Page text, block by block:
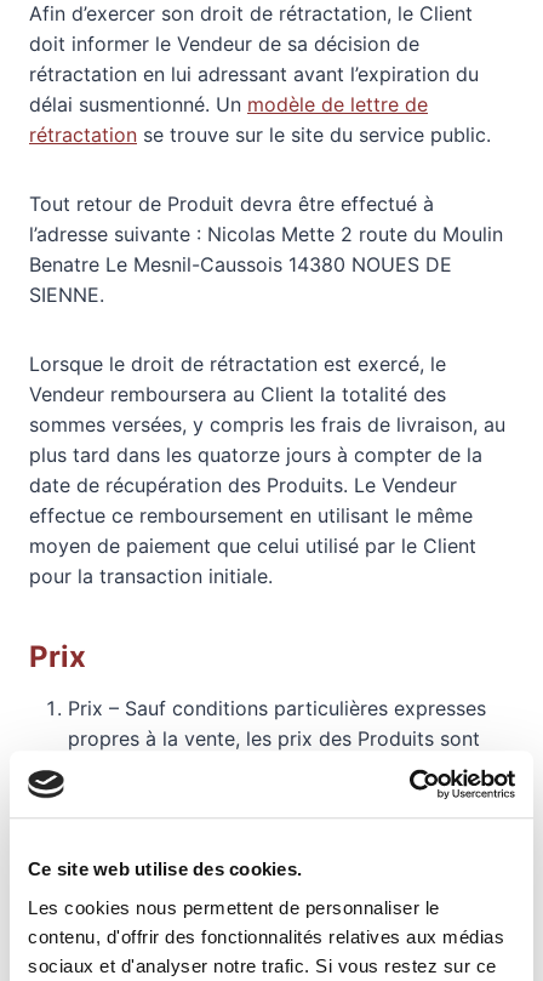
Ce site web utilise des cookies.
Les cookies nous permettent de personnaliser le
contenu, d'offrir des fonctionnalités relatives aux médias
sociaux et d'analyser notre trafic. Si vous restez sur ce
Afin d’exercer son droit de rétractation, le Client
doit informer le Vendeur de sa décision de
rétractation en lui adressant avant l’expiration du
délai susmentionné. Un modèle de lettre de
rétractation se trouve sur le site du service public.
Tout retour de Produit devra être effectué à
l’adresse suivante : Nicolas Mette 2 route du Moulin
Benatre Le Mesnil-Caussois 14380 NOUES DE
SIENNE.
Lorsque le droit de rétractation est exercé, le
Vendeur remboursera au Client la totalité des
sommes versées, y compris les frais de livraison, au
plus tard dans les quatorze jours à compter de la
date de récupération des Produits. Le Vendeur
effectue ce remboursement en utilisant le même
moyen de paiement que celui utilisé par le Client
pour la transaction initiale.
Prix
Prix – Sauf conditions particulières expresses
propres à la vente, les prix des Produits sont
affichés, de manière lisible et compréhensible,
lors de la passation de Commande et dans
Ces prix sont, à cette date, fermes et définitifs.
Tous les prix sont affichés Toutes Taxes Comprises